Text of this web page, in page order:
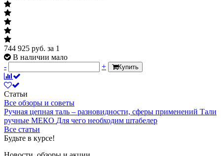
744 925 руб. за 1
В наличии мало
-
+ Купить
Статьи
Все обзоры и советы
Ручная цепная таль – разновидности, сферы применений Тали
ручные МЕКО Для чего необходим штабелер
Все статьи
Будьте в курсе!